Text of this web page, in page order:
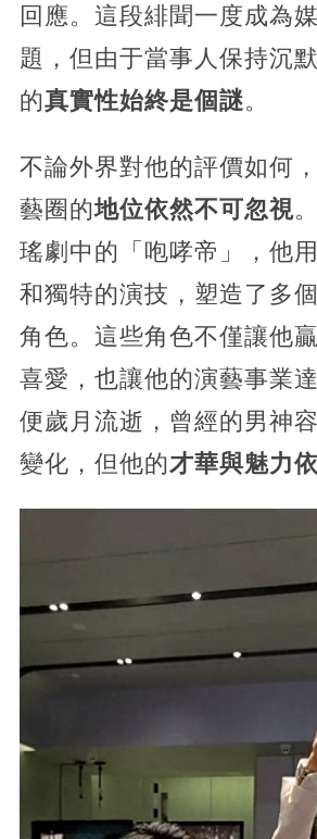
回應。這段緋聞一度成為
題，但由于當事人保持沉
的真實性始終是個謎。
不論外界對他的評價如何
藝圈的地位依然不可忽視
瑤劇中的「咆哮帝」，他
和獨特的演技，塑造了多
角色。這些角色不僅讓他
喜愛，也讓他的演藝事業
便歲月流逝，曾經的男神
變化，但他的才華與魅力